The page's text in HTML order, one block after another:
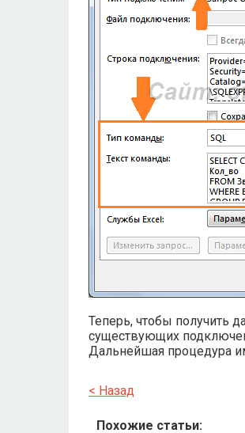
Теперь, чтобы получить
существующих
Дальнейшая процедура
< Назад
Похожие статьи: